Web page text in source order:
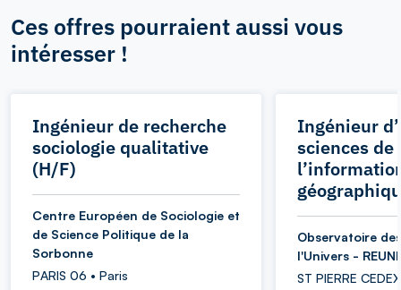
Ces offres pourraient aussi vous
intéresser !
Ingénieur de recherche
sociologie qualitative
(H/F)
Centre Européen de Sociologie et
de Science Politique de la
Sorbonne
PARIS 06 • Paris
Ingénieur
sciences de
Observatoire
l'Univers -
ST PIERRE